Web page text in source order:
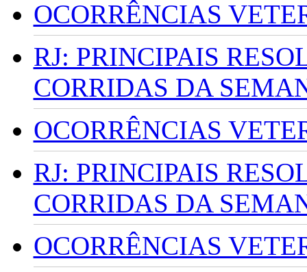
OCORRÊNCIAS
RJ: PRINCIPAIS
CORRIDAS DA
OCORRÊNCIAS
RJ: PRINCIPAIS
CORRIDAS DA
OCORRÊNCIAS